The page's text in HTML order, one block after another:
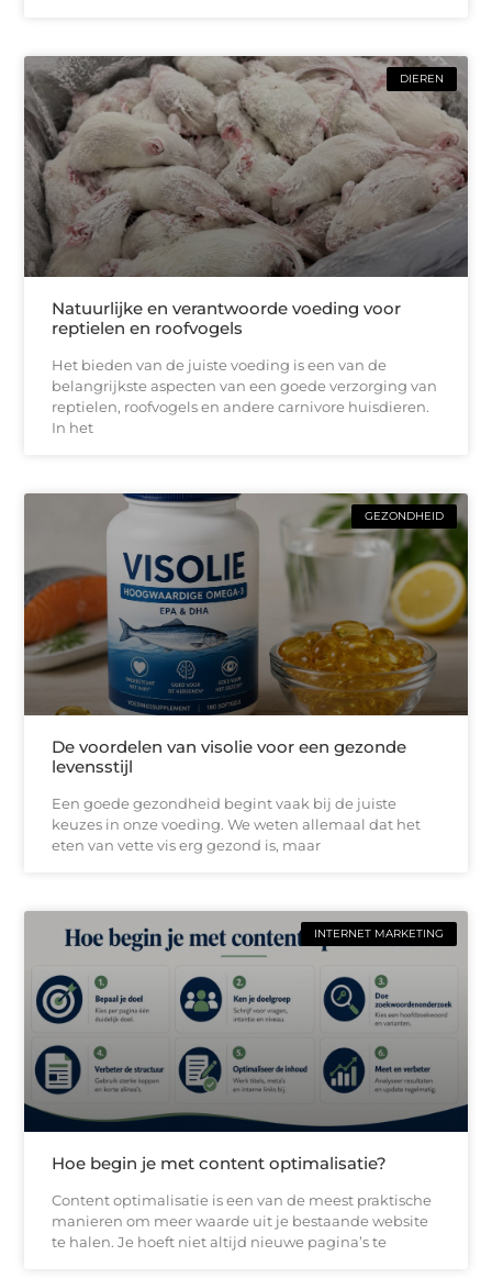
DIEREN
Natuurlijke en verantwoorde voeding voor
reptielen en roofvogels
Het bieden van de juiste voeding is een van de
belangrijkste aspecten van een goede verzorging van
reptielen, roofvogels en andere carnivore huisdieren.
In het
GEZONDHEID
De voordelen van visolie voor een gezonde
levensstijl
Een goede gezondheid begint vaak bij de juiste
keuzes in onze voeding. We weten allemaal dat het
eten van vette vis erg gezond is, maar
INTERNET MARKETING
Hoe begin je met content optimalisatie?
Content optimalisatie is een van de meest praktische
manieren om meer waarde uit je bestaande website
te halen. Je hoeft niet altijd nieuwe pagina’s te